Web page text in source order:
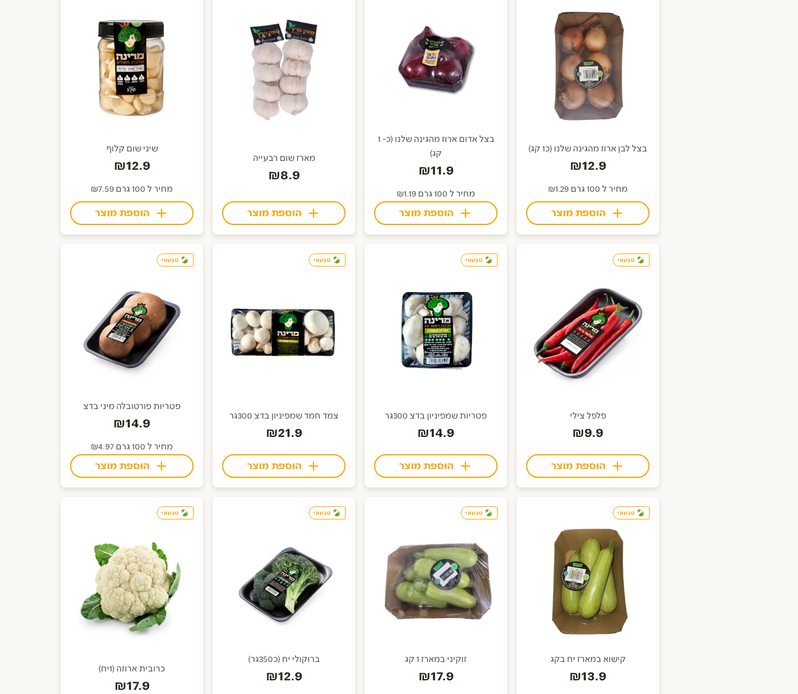
בצל לבן ארוז מהגינה שלנו (כ1 קג)
₪12.9
מחיר ל 100 גרם ₪1.29
הוספת מוצר
בצל אדום ארוז מהגינה שלנו (כ- 1
קג)
₪11.9
מחיר ל 100 גרם ₪1.19
הוספת מוצר
מארז שום רבעייה
₪8.9
הוספת מוצר
שיני שום קלוף
₪12.9
מחיר ל 100 גרם ₪7.59
הוספת מוצר
טבעוני
פלפל צילי
₪9.9
הוספת מוצר
טבעוני
פטריות שמפיניון בדצ 300גר
₪14.9
הוספת מוצר
טבעוני
צמד חמד שמפיניון בדצ 300גר
₪21.9
הוספת מוצר
טבעוני
פטריות פורטובלה מיני בדצ
₪14.9
מחיר ל 100 גרם ₪4.97
הוספת מוצר
טבעוני
קישוא במארז יח בקג
₪13.9
טבעוני
זוקיני במארז 1 קג
₪17.9
טבעוני
ברוקולי יח (כ350גר)
₪12.9
טבעוני
כרובית ארוזה (1יח)
₪17.9